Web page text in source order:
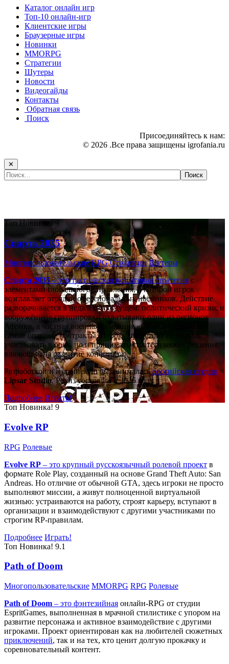
Каталог онлайн игр
Топ-10 онлайн-игр
Клиентские игры
Браузерные игры
Новинки
MMORPG
Стратегии
Шутеры
Новости
Видеогайды
Контакты
Обратная связь
Поиск
Присоединяйтесь к нам:
© 2026 .Все права защищены igrofania.ru
✕
Топ Новинка! 9
Спарта 2035
Многопользовательские RPG Стратегии Шутеры
Спарта 2035– это тактическаяпошаговая стратегияс
элементами глобального управления, в которой игрок
возглавляет отряд профессиональных наёмников. Действие
разворачивается в недалёком будущем: политический кризис и
вооружённые группировки охватывают один из регионов
Африки, а частная военная компания «Спарта» берётся за
самые опасные контракты. Игроку предстоит не только
участвовать в боях, но и принимать стратегические решения,
влияющие на развитие конфликта.
Разработкой и изданием игры занималасьроссийская студия
Lipsar Studio. Релиз состоялся в 2025 году.
Подробнее Играть!
Топ Новинка! 9
Evolve RP
RPG Ролевые
Evolve RP – это крупный русскоязычный ролевой проект в
формате Role Play, созданный на основе Grand Theft Auto: San
Andreas. Но отличие от обычной GTA, здесь игроки не просто
выполняют миссии, а живут полноценной виртуальной
жизнью: устраиваются на работу, строят карьеру, вступают в
организации и взаимодействуют с другими участниками по
строгим RP-правилам.
Подробнее Играть!
Топ Новинка! 9.1
Path of Doom
Многопользовательские MMORPG RPG Ролевые
Path of Doom – это фэнтезийная онлайн-RPG от студии
EspritGames, выполненная в мрачной стилистике с упором на
развитие персонажа и активное взаимодействие с другими
игроками. Проект ориентирован как на любителей сюжетных
приключений, так и на тех, кто ценит долгую прокачку и
соревновательный контент.